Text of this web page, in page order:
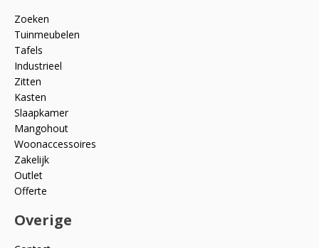
Zoeken
Tuinmeubelen
Tafels
Industrieel
Zitten
Kasten
Slaapkamer
Mangohout
Woonaccessoires
Zakelijk
Outlet
Offerte
Overige